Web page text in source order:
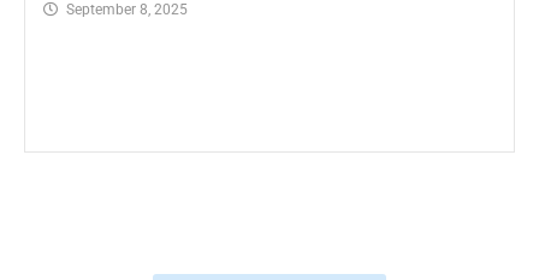
September 8, 2025